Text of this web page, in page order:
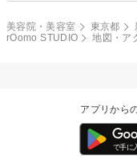
美容院・美容室 東京都
rOomo STUDIO
地図・ア
アプリから